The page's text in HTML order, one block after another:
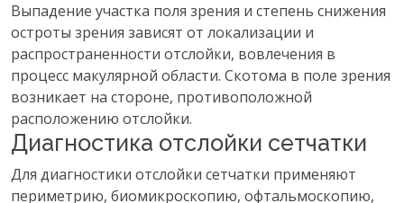
Выпадение участка поля зрения и степень снижения
остроты зрения зависят от локализации и
распространенности отслойки, вовлечения в
процесс макулярной области. Скотома в поле зрения
возникает на стороне, противоположной
расположению отслойки.
Диагностика отслойки сетчатки
Для диагностики отслойки сетчатки применяют
периметрию, биомикроскопию, офтальмоскопию,